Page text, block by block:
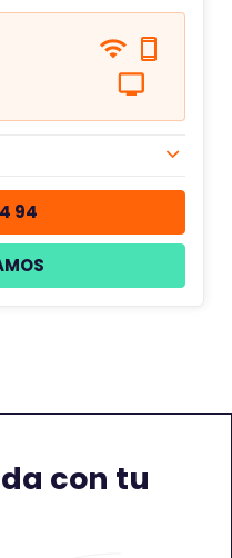
94
con tu